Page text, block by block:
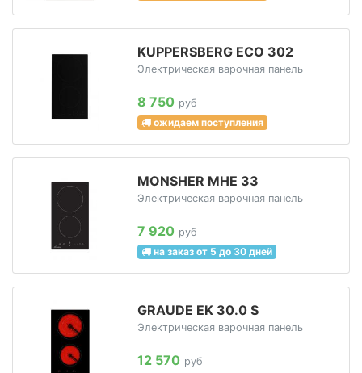
KUPPERSBERG ECO 302
Электрическая варочная панель
8 750 руб
ожидаем поступления
MONSHER MHE 33
Электрическая варочная панель
7 920 руб
на заказ от 5 до 30 дней
GRAUDE EK 30.0 S
Электрическая варочная панель
12 570 руб